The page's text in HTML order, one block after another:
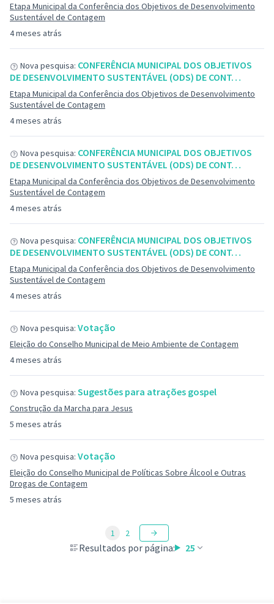
4 meses atrás
Etapa Municipal da Conferência dos Objetivos de Desenvolvimento
Sustentável de Contagem
4 meses atrás
Nova pesquisa: CONFERÊNCIA MUNICIPAL DOS OBJETIVOS
DE DESENVOLVIMENTO SUSTENTÁVEL (ODS) DE CONT…
Etapa Municipal da Conferência dos Objetivos de Desenvolvimento
Sustentável de Contagem
4 meses atrás
Nova pesquisa: CONFERÊNCIA MUNICIPAL DOS OBJETIVOS
DE DESENVOLVIMENTO SUSTENTÁVEL (ODS) DE CONT…
Etapa Municipal da Conferência dos Objetivos de Desenvolvimento
Sustentável de Contagem
4 meses atrás
Nova pesquisa: CONFERÊNCIA MUNICIPAL DOS OBJETIVOS
DE DESENVOLVIMENTO SUSTENTÁVEL (ODS) DE CONT…
Etapa Municipal da Conferência dos Objetivos de Desenvolvimento
Sustentável de Contagem
4 meses atrás
Nova pesquisa: Votação
Eleição do Conselho Municipal de Meio Ambiente de Contagem
5 meses atrás
Nova pesquisa: Sugestões para atrações gospel
Construção da Marcha para Jesus
5 meses atrás
Nova pesquisa: Votação
Eleição do Conselho Municipal de Políticas Sobre Álcool e Outras
Drogas de Contagem
Resultados por página: 25
1 2